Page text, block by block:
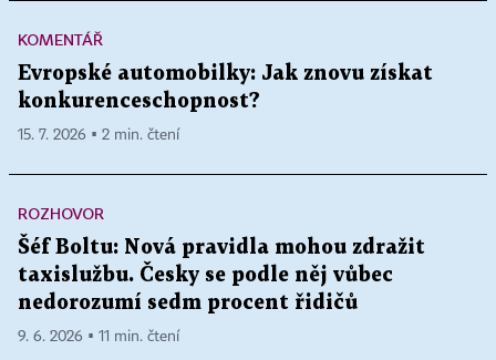
KOMENTÁŘ
Evropské automobilky: Jak znovu získat
konkurenceschopnost?
15. 7. 2026 ▪ 2 min. čtení
ROZHOVOR
Šéf Boltu: Nová pravidla mohou zdražit
taxislužbu. Česky se podle něj vůbec
nedorozumí sedm procent řidičů
9. 6. 2026 ▪ 11 min. čtení